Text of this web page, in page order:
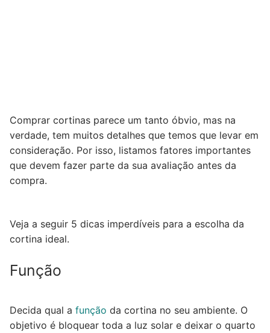
Comprar cortinas parece um tanto óbvio, mas na
verdade, tem muitos detalhes que temos que levar em
consideração. Por isso, listamos fatores importantes
que devem fazer parte da sua avaliação antes da
compra.
Veja a seguir 5 dicas imperdíveis para a escolha da
cortina ideal.
Função
Decida qual a função da cortina no seu ambiente. O
objetivo é bloquear toda a luz solar e deixar o quarto